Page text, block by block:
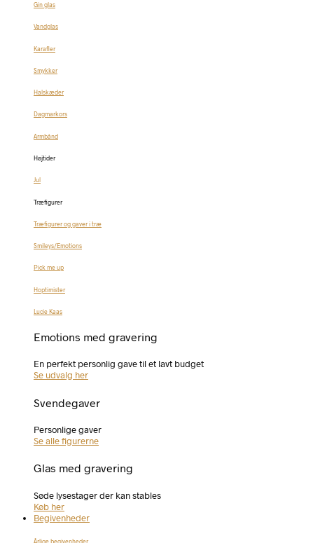
Gin glas
Vandglas
Karafler
Smykker
Halskæder
Dagmarkors
Armbånd
Højtider
Jul
Træfigurer
Træfigurer og gaver i træ
Smileys/Emotions
Pick me up
Hoptimister
Lucie Kaas
Emotions med gravering
En perfekt personlig gave til et lavt budget
Se udvalg her
Svendegaver
Personlige gaver
Se alle figurerne
Glas med gravering
Søde lysestager der kan stables
Køb her
Begivenheder
Årlige begivenheder